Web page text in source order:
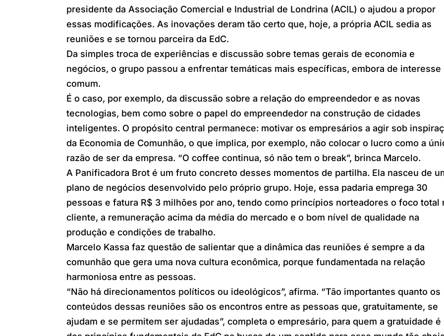
presidente da Associação Comercial e Industrial de Londrina (ACIL) o ajudou a propor
essas modificações. As inovações deram tão certo que, hoje, a própria ACIL sedia as
reuniões e se tornou parceira da EdC.
Da simples troca de experiências e discussão sobre temas gerais de economia e
negócios, o grupo passou a enfrentar temáticas mais específicas, embora de interesse
comum.
É o caso, por exemplo, da discussão sobre a relação do empreendedor e as novas
tecnologias, bem como sobre o papel do empreendedor na construção de cidades
inteligentes. O propósito central permanece: motivar os empresários a agir sob
da Economia de Comunhão, o que implica, por exemplo, não colocar o lucro como a
razão de ser da empresa. “O coffee continua, só não tem o break­”, brinca Marcelo.
A Panificadora Brot é um fruto concreto desses momentos de partilha. Ela nasceu de
plano de negócios desenvolvido pelo próprio grupo. Hoje, essa padaria emprega 30
pessoas e fatura R$ 3 milhões por ano, tendo como princípios norteadores o foco total
cliente, a remuneração acima da média do mercado e o bom nível de qualidade na
produção e condições de trabalho.
Marcelo Kassa faz questão de salientar que a dinâmica das reuniões é sempre a da
comunhão que gera uma nova cultura econômica, porque fundamentada na relação
harmoniosa entre as pessoas.
“Não há direcionamentos políticos ou ideológicos”, afirma. “Tão importantes quanto os
conteúdos dessas reuniões são os encontros entre as pessoas que, gratuitamente, se
ajudam e se permitem ser ajudadas”, completa o empresário, para quem a gratuidade é